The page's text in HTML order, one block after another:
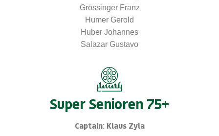
Grössinger Franz
Humer Gerold
Huber Johannes
Salazar Gustavo
Super Senioren 75+
Captain: Klaus Zyla